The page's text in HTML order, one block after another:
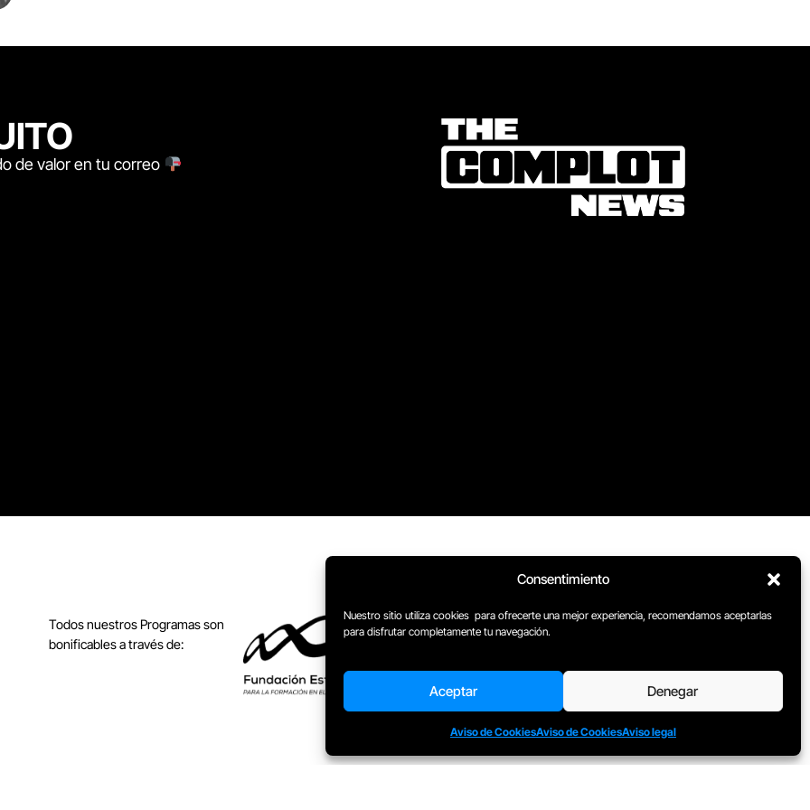
Consentimiento
Nuestro sitio utiliza cookies para ofrecerte una mejor experiencia, recomendamos aceptarlas
para disfrutar completamente tu navegación.
Aceptar Denegar
Aviso de CookiesAviso de CookiesAviso legal
de valor en tu correo
Todos nuestros Programas son
bonificables a través de: